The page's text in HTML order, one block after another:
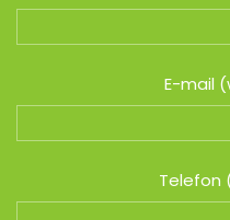
E-mail
Telefon